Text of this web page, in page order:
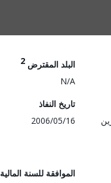
البلد المقترض 2
N/A
تاريخ النفاذ
2006/05/16
الموافقة للسنة المالية